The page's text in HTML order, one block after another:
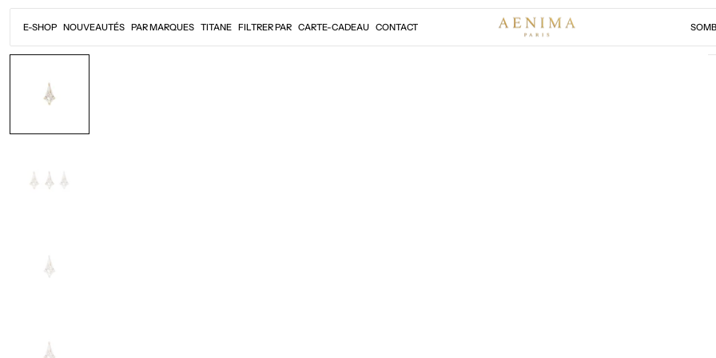
Passer
contenu
E-SHOP NOUVEAUTÉS PAR MARQUES TITANE FILTRER PAR CARTE-CADEAU CONTACT